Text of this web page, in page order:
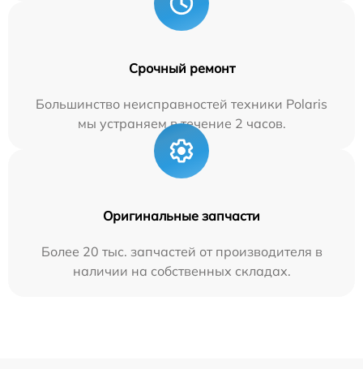
Срочный ремонт
Большинство неисправностей техники Polaris
мы устраняем в течение 2 часов.
Оригинальные запчасти
Более 20 тыс. запчастей от производителя в
наличии на собственных складах.